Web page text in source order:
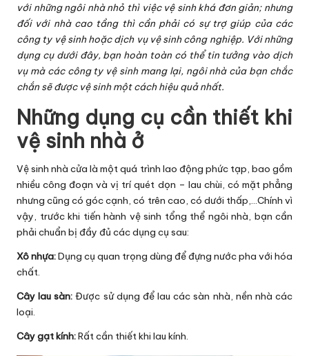
với những ngôi nhà nhỏ thì việc vệ sinh khá đơn giản; nhưng
đối với nhà cao tầng thì cần phải có sự trợ giúp của các
công ty vệ sinh hoặc dịch vụ vệ sinh công nghiệp. Với những
dụng cụ dưới đây, bạn hoàn toàn có thể tin tưởng vào dịch
vụ mà các công ty vệ sinh mang lại, ngôi nhà của bạn chắc
chắn sẽ được vệ sinh một cách hiệu quả nhất.
Những dụng cụ cần thiết khi
vệ sinh nhà ở
Vệ sinh nhà cửa là một quá trình lao động phức tạp, bao gồm
nhiều công đoạn và vị trí quét dọn – lau chùi, có mặt phẳng
nhưng cũng có góc cạnh, có trên cao, có dưới thấp,…Chính vì
vậy, trước khi tiến hành vệ sinh tổng thể ngôi nhà, bạn cần
phải chuẩn bị đầy đủ các dụng cụ sau:
Xô nhựa:Dụng cụ quan trọng dùng để đựng nước pha với hóa
chất.
Cây lau sàn: Được sử dụng để lau các sàn nhà, nền nhà các
loại.
Cây gạt kính:Rất cần thiết khi lau kính.